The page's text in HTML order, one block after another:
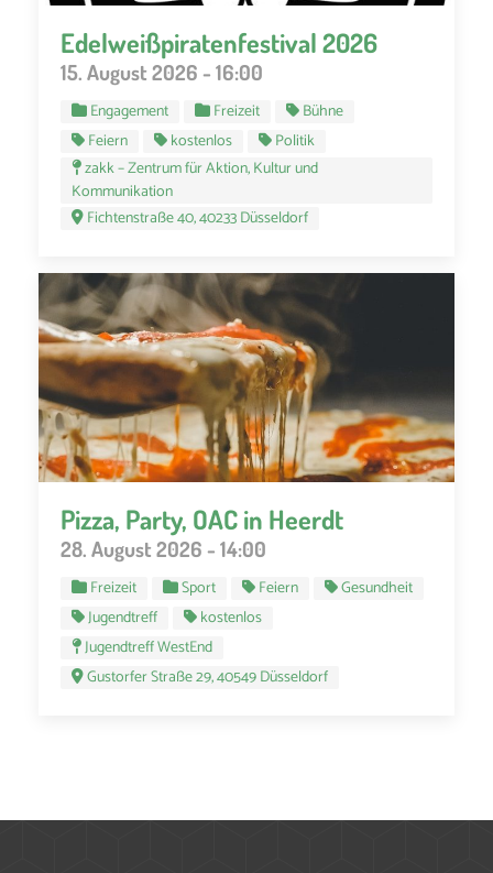
Edelweißpiratenfestival 2026
15. August 2026 - 16:00
Engagement Freizeit
Bühne
Feiern
kostenlos
Politik
zakk – Zentrum für Aktion, Kultur und
Kommunikation
Fichtenstraße 40, 40233 Düsseldorf
Pizza, Party, OAC in Heerdt
28. August 2026 - 14:00
Freizeit Sport Feiern
Gesundheit
Jugendtreff
kostenlos
Jugendtreff WestEnd
Gustorfer Straße 29, 40549 Düsseldorf